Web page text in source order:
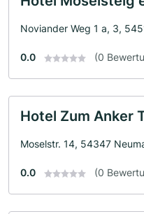
Noviander Weg 1 a, 3,
0.0 (0
Hotel Zum Anker
Moselstr. 14, 54347
0.0 (0